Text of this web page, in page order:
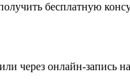
бесплатную
через онлайн-запись